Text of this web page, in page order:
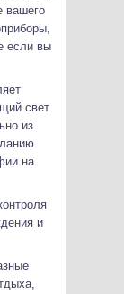
вашего
если вы
свет
из
на
и